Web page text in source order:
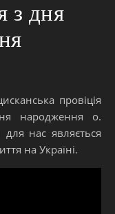
з дня
народження о.
нас являється
на Україні.